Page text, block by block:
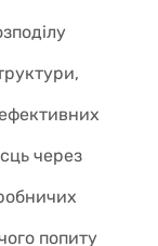
через
попиту